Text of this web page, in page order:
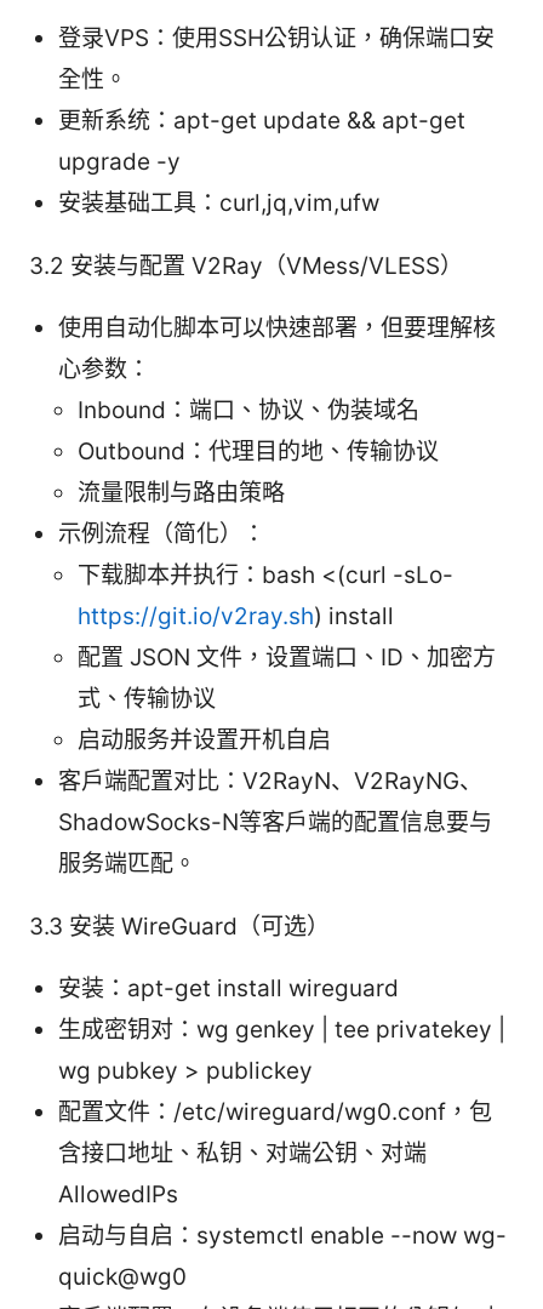
登录VPS：使用SSH公钥认证，确保端口安
全性。
更新系统：apt-get update && apt-get
upgrade -y
安装基础工具：curl,jq,vim,ufw
3.2 安装与配置 V2Ray（VMess/VLESS）
使用自动化脚本可以快速部署，但要理解核
心参数：
Inbound：端口、协议、伪装域名
Outbound：代理目的地、传输协议
流量限制与路由策略
示例流程（简化）：
下载脚本并执行：bash <(curl -sLo-
https://git.io/v2ray.sh) install
配置 JSON 文件，设置端口、ID、加密方
式、传输协议
启动服务并设置开机自启
客户端配置对比：V2RayN、V2RayNG、
ShadowSocks-N等客户端的配置信息要与
服务端匹配。
3.3 安装 WireGuard（可选）
安装：apt-get install wireguard
生成密钥对：wg genkey | tee privatekey |
wg pubkey > publickey
配置文件：/etc/wireguard/wg0.conf，包
含接口地址、私钥、对端公钥、对端
AllowedIPs
启动与自启：systemctl enable --now wg-
quick@wg0